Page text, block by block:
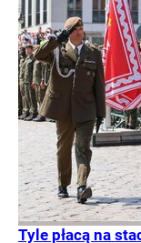
Tyle płacą na